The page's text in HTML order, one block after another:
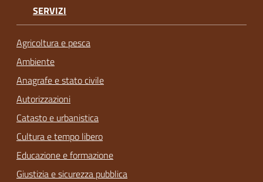
SERVIZI
Agricoltura e pesca
Ambiente
Anagrafe e stato civile
Autorizzazioni
Catasto e urbanistica
Cultura e tempo libero
Educazione e formazione
Giustizia e sicurezza pubblica